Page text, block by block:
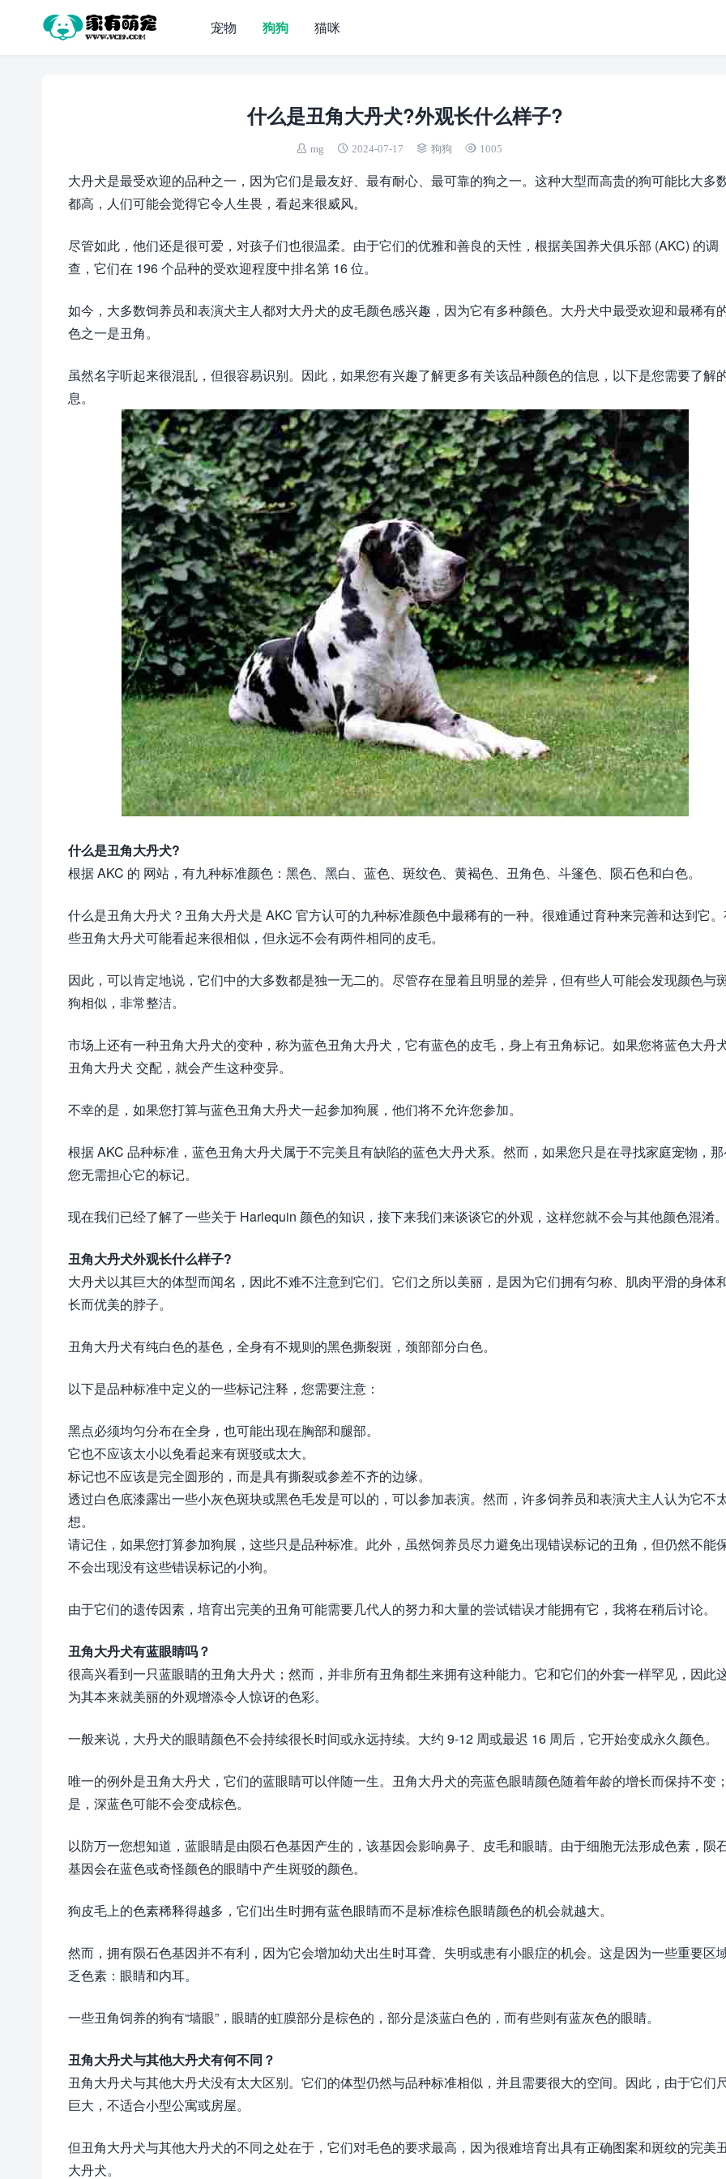
宠物 狗狗 猫咪
什么是丑角大丹犬?外观长什么样子?
mg 2024-07-17 狗狗 1005
大丹犬是最受欢迎的品种之一，因为它们是最友好、最有耐心、最可靠的狗之一。这种大型而高贵的狗可能比大多
都高，人们可能会觉得它令人生畏，看起来很威风。
尽管如此，他们还是很可爱，对孩子们也很温柔。由于它们的优雅和善良的天性，根据美国养犬俱乐部 (AKC) 的调
查，它们在 196 个品种的受欢迎程度中排名第 16 位。
如今，大多数饲养员和表演犬主人都对大丹犬的皮毛颜色感兴趣，因为它有多种颜色。大丹犬中最受欢迎和最稀有
色之一是丑角。
虽然名字听起来很混乱，但很容易识别。因此，如果您有兴趣了解更多有关该品种颜色的信息，以下是您需要了解
息。
什么是丑角大丹犬?
根据 AKC 的 网站，有九种标准颜色：黑色、黑白、蓝色、斑纹色、黄褐色、丑角色、斗篷色、陨石色和白色。
什么是丑角大丹犬？丑角大丹犬是 AKC 官方认可的九种标准颜色中最稀有的一种。很难通过育种来完善和达到它
些丑角大丹犬可能看起来很相似，但永远不会有两件相同的皮毛。
因此，可以肯定地说，它们中的大多数都是独一无二的。尽管存在显着且明显的差异，但有些人可能会发现颜色与
狗相似，非常整洁。
市场上还有一种丑角大丹犬的变种，称为蓝色丑角大丹犬，它有蓝色的皮毛，身上有丑角标记。如果您将蓝色大丹
丑角大丹犬 交配，就会产生这种变异。
不幸的是，如果您打算与蓝色丑角大丹犬一起参加狗展，他们将不允许您参加。
根据 AKC 品种标准，蓝色丑角大丹犬属于不完美且有缺陷的蓝色大丹犬系。然而，如果您只是在寻找家庭宠物，
您无需担心它的标记。
现在我们已经了解了一些关于 Harlequin 颜色的知识，接下来我们来谈谈它的外观，这样您就不会与其他颜色混淆。
丑角大丹犬外观长什么样子?
大丹犬以其巨大的体型而闻名，因此不难不注意到它们。它们之所以美丽，是因为它们拥有匀称、肌肉平滑的身体
长而优美的脖子。
丑角大丹犬有纯白色的基色，全身有不规则的黑色撕裂斑，颈部部分白色。
以下是品种标准中定义的一些标记注释，您需要注意：
黑点必须均匀分布在全身，也可能出现在胸部和腿部。
它也不应该太小以免看起来有斑驳或太大。
标记也不应该是完全圆形的，而是具有撕裂或参差不齐的边缘。
透过白色底漆露出一些小灰色斑块或黑色毛发是可以的，可以参加表演。然而，许多饲养员和表演犬主人认为它不
想。
请记住，如果您打算参加狗展，这些只是品种标准。此外，虽然饲养员尽力避免出现错误标记的丑角，但仍然不能
不会出现没有这些错误标记的小狗。
由于它们的遗传因素，培育出完美的丑角可能需要几代人的努力和大量的尝试错误才能拥有它，我将在稍后讨论。
丑角大丹犬有蓝眼睛吗？
很高兴看到一只蓝眼睛的丑角大丹犬；然而，并非所有丑角都生来拥有这种能力。它和它们的外套一样罕见，因此
为其本来就美丽的外观增添令人惊讶的色彩。
一般来说，大丹犬的眼睛颜色不会持续很长时间或永远持续。大约 9-12 周或最迟 16 周后，它开始变成永久颜色。
唯一的例外是丑角大丹犬，它们的蓝眼睛可以伴随一生。丑角大丹犬的亮蓝色眼睛颜色随着年龄的增长而保持不变
是，深蓝色可能不会变成棕色。
以防万一您想知道，蓝眼睛是由陨石色基因产生的，该基因会影响鼻子、皮毛和眼睛。由于细胞无法形成色素，陨
基因会在蓝色或奇怪颜色的眼睛中产生斑驳的颜色。
狗皮毛上的色素稀释得越多，它们出生时拥有蓝色眼睛而不是标准棕色眼睛颜色的机会就越大。
然而，拥有陨石色基因并不有利，因为它会增加幼犬出生时耳聋、失明或患有小眼症的机会。这是因为一些重要区
乏色素：眼睛和内耳。
一些丑角饲养的狗有“墙眼”，眼睛的虹膜部分是棕色的，部分是淡蓝白色的，而有些则有蓝灰色的眼睛。
丑角大丹犬与其他大丹犬有何不同？
丑角大丹犬与其他大丹犬没有太大区别。它们的体型仍然与品种标准相似，并且需要很大的空间。因此，由于它们
巨大，不适合小型公寓或房屋。
但丑角大丹犬与其他大丹犬的不同之处在于，它们对毛色的要求最高，因为很难培育出具有正确图案和斑纹的完美
大丹犬。